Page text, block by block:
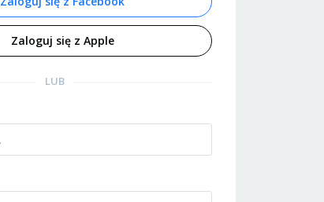
Zaloguj się z Apple
LUB